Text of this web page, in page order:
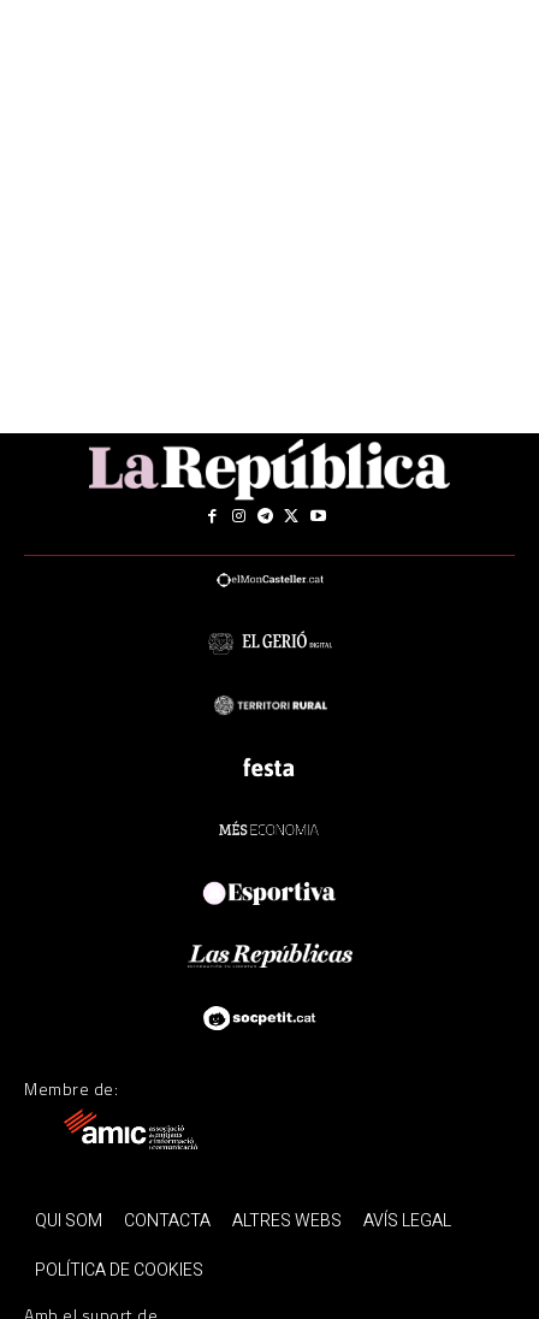
Membre de:
QUI SOM CONTACTA ALTRES WEBS
AVÍS LEGAL
POLÍTICA DE COOKIES